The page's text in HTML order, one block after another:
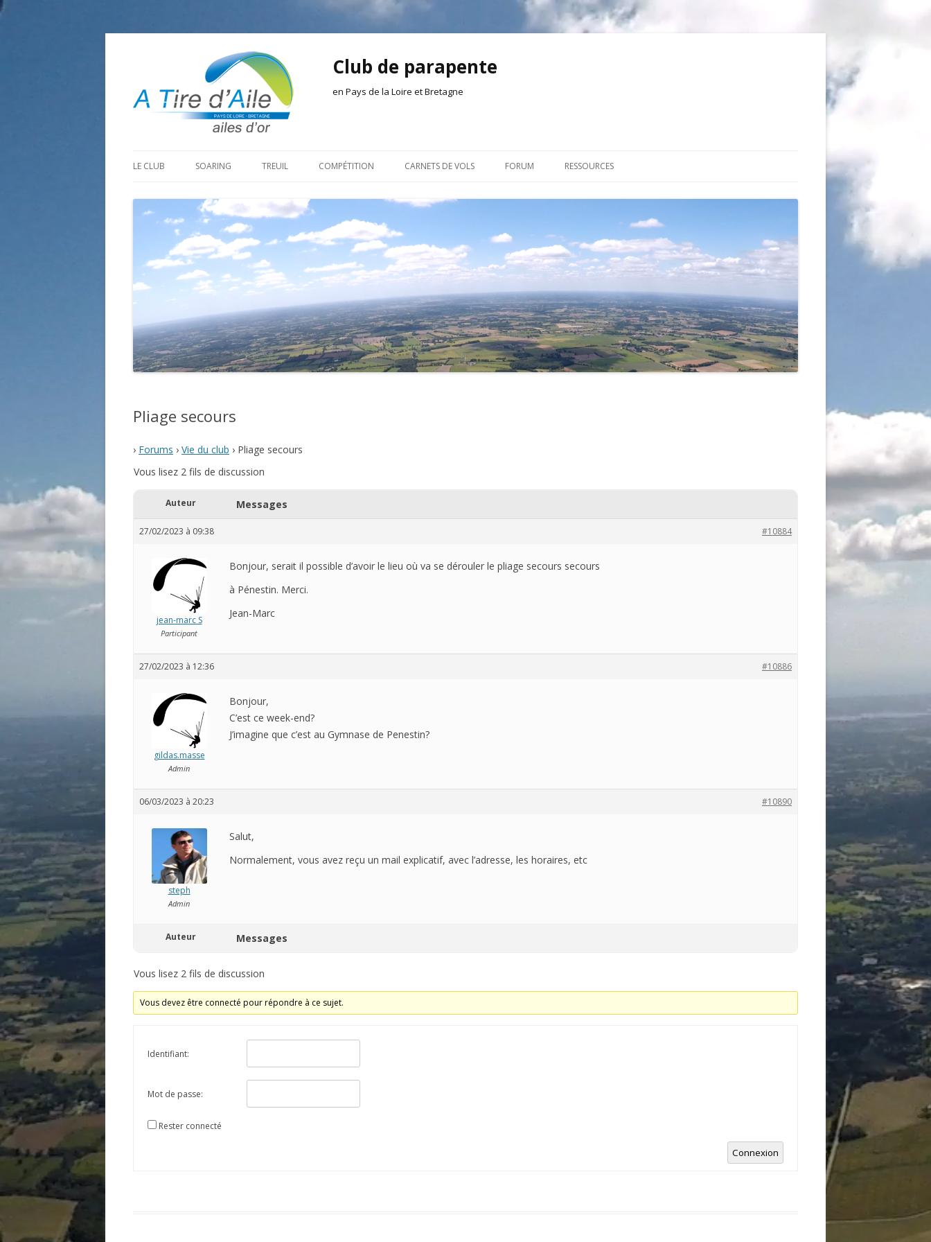
Club de parapente
en Pays de la Loire et Bretagne
au
LE CLUB
ADHÉRER
CONTACT
SOARING
GOHAUD
LE PREDAIRE
LA BOUTINARDIÈRE
AUTRES SITES DE VOL
TREUIL
ORGANISATION DE LA SÉANCE
LE MATÉRIEL
COMPÉTITION CARNETS DE VOLS
2024
2023
2022
2021
2020
2013
FORUM
VOLS ET TREUIL
AILLEURS SUR LE WEB
ACHAT-VENTE
RESSOURCES
ACTEURS LOCAUX DU VOL LIBRE
Pliage secours
› Forums › Vie du club › Pliage secours
Vous lisez 2 fils de discussion
Auteur Messages
27/02/2023 à 09:38 #10884
jean-marc S
Participant
Bonjour, serait il possible d’avoir le lieu où va se dérouler le pliage secours secours
à Pénestin. Merci.
Jean-Marc
27/02/2023 à 12:36 #10886
gildas.masse
Admin
Bonjour,
C’est ce week-end?
J’imagine que c’est au Gymnase de Penestin?
06/03/2023 à 20:23 #10890
steph
Admin
Salut,
Normalement, vous avez reçu un mail explicatif, avec l’adresse, les horaires, etc
Auteur Messages
Vous lisez 2 fils de discussion
Vous devez être connecté pour répondre à ce sujet.
Identifiant:
Mot de passe:
Rester connecté
Connexion